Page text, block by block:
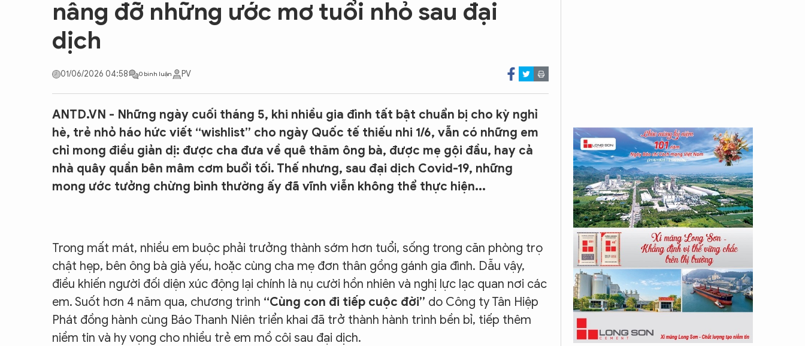
CON ĐƯỜNG KHỞI NGHIỆP
nâng đỡ những ước mơ tuổi nhỏ sau đại
dịch
01/06/2026 04:58 0 bình luận PV
ANTD.VN - Những ngày cuối tháng 5, khi nhiều gia đình tất bật chuẩn bị cho kỳ nghỉ
hè, trẻ nhỏ háo hức viết “wishlist” cho ngày Quốc tế thiếu nhi 1/6, vẫn có những em
chỉ mong điều giản dị: được cha đưa về quê thăm ông bà, được mẹ gội đầu, hay cả
nhà quây quần bên mâm cơm buổi tối. Thế nhưng, sau đại dịch Covid-19, những
mong ước tưởng chừng bình thường ấy đã vĩnh viễn không thể thực hiện...
Trong mất mát, nhiều em buộc phải trưởng thành sớm hơn tuổi, sống trong căn phòng trọ
chật hẹp, bên ông bà già yếu, hoặc cùng cha mẹ đơn thân gồng gánh gia đình. Dẫu vậy,
điều khiến người đối diện xúc động lại chính là nụ cười hồn nhiên và nghị lực lạc quan nơi các
em. Suốt hơn 4 năm qua, chương trình “Cùng con đi tiếp cuộc đời” do Công ty Tân Hiệp
Phát đồng hành cùng Báo Thanh Niên triển khai đã trở thành hành trình bền bỉ, tiếp thêm
niềm tin và hy vọng cho nhiều trẻ em mồ côi sau đại dịch.